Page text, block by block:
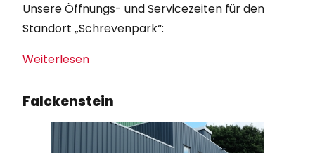
Unsere Öffnungs- und Servicezeiten für den
Standort „Schrevenpark“:
Weiterlesen
Falckenstein